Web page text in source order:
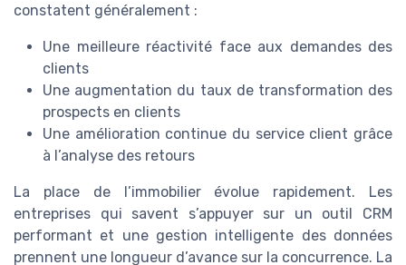
constatent généralement :
Une meilleure réactivité face aux demandes des
clients
Une augmentation du taux de transformation des
prospects en clients
Une amélioration continue du service client grâce
à l’analyse des retours
La place de l’immobilier évolue rapidement. Les
entreprises qui savent s’appuyer sur un outil CRM
performant et une gestion intelligente des données
prennent une longueur d’avance sur la concurrence. La